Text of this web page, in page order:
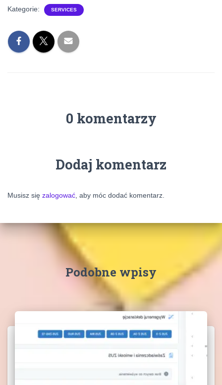
Kategorie: SERVICES
0 komentarzy
Dodaj komentarz
Musisz się zalogować , aby móc dodać komentarz.
Podobne wpisy